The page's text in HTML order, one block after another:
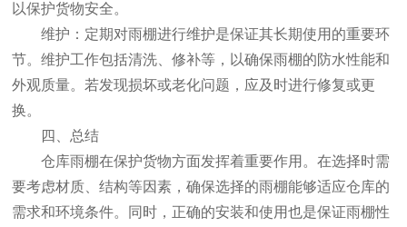
以保护货物安全。
维护：定期对雨棚进行维护是保证其长期使用的重要环
节。维护工作包括清洗、修补等，以确保雨棚的防水性能和
外观质量。若发现损坏或老化问题，应及时进行修复或更
换。
四、总结
仓库雨棚在保护货物方面发挥着重要作用。在选择时需
要考虑材质、结构等因素，确保选择的雨棚能够适应仓库的
需求和环境条件。同时，正确的安装和使用也是保证雨棚性